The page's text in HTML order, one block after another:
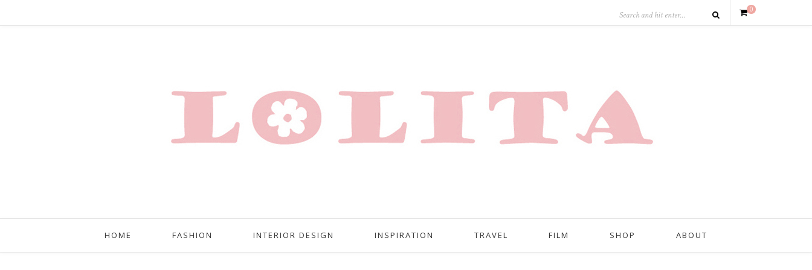
0
HOME FASHION INTERIOR DESIGN INSPIRATION TRAVEL FILM SHOP ABOUT